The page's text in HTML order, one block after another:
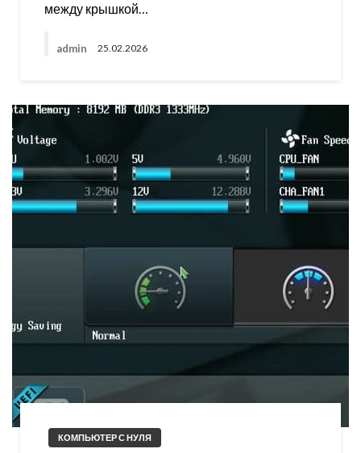
между крышкой…
admin 25.02.2026
КОМПЬЮТЕР С НУЛЯ